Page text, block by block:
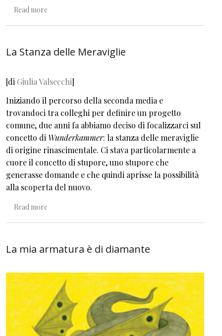
Read more
La Stanza delle Meraviglie
[di Giulia Valsecchi]
Iniziando il percorso della seconda media e
trovandoci tra colleghi per definire un progetto
comune, due anni fa abbiamo deciso di focalizzarci sul
concetto di Wunderkammer: la stanza delle meraviglie
di origine rinascimentale. Ci stava particolarmente a
cuore il concetto di stupore, uno stupore che
generasse domande e che quindi aprisse la possibilità
alla scoperta del nuovo.
Read more
La mia armatura è di diamante